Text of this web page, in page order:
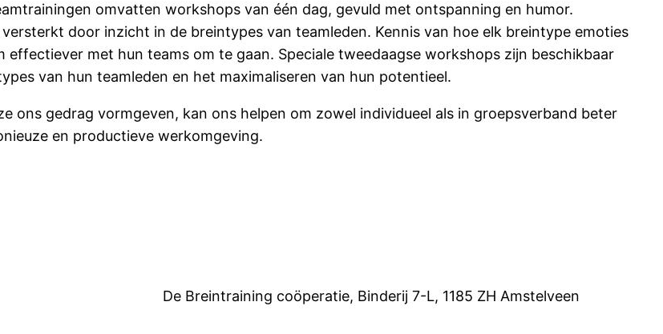
omvatten workshops van één dag, gevuld met ontspanning en humor.
door inzicht in de breintypes van teamleden. Kennis van hoe elk breintype emoties
met hun teams om te gaan. Speciale tweedaagse workshops zijn beschikbaar
van hun teamleden en het maximaliseren van hun potentieel.
ons gedrag vormgeven, kan ons helpen om zowel individueel als in groepsverband beter
en productieve werkomgeving.
De Breintraining coöperatie, Binderij 7-L, 1185 ZH Amstelveen